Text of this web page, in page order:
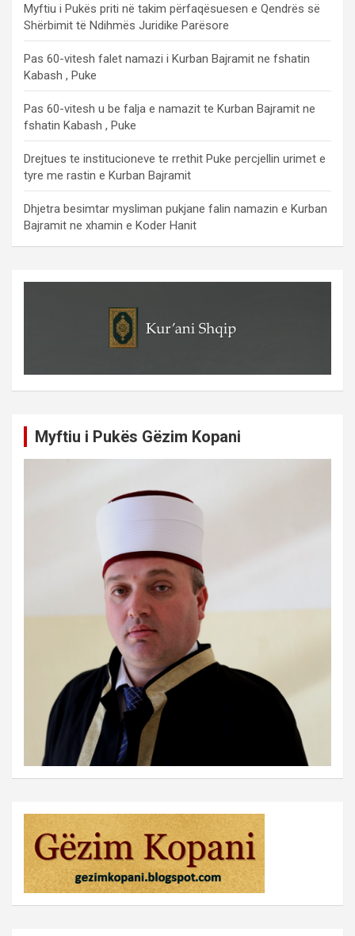
Myftiu i Pukës priti në takim përfaqësuesen e Qendrës së
Shërbimit të Ndihmës Juridike Parësore
Pas 60-vitesh falet namazi i Kurban Bajramit ne fshatin
Kabash , Puke
Pas 60-vitesh u be falja e namazit te Kurban Bajramit ne
fshatin Kabash , Puke
Drejtues te institucioneve te rrethit Puke percjellin urimet e
tyre me rastin e Kurban Bajramit
Dhjetra besimtar mysliman pukjane falin namazin e Kurban
Bajramit ne xhamin e Koder Hanit
Myftiu i Pukës Gëzim Kopani